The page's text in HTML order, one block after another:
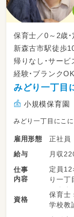
です。
・大阪
・持ち
業が発
・ICT
・賞与
り／研
毎日に
保育士／0～2歳
新森古市駅徒歩
帰りなし・サー
経験・ブランク
みどり一丁目
小規模保育園
みどり一丁目にこ
雇用形態
正社員
給与
月収
仕事
内容
定員12
り一丁
します
◎0～2
資格
保育士 幼稚園教諭第一種 幼稚園教諭第二種 小
学校教